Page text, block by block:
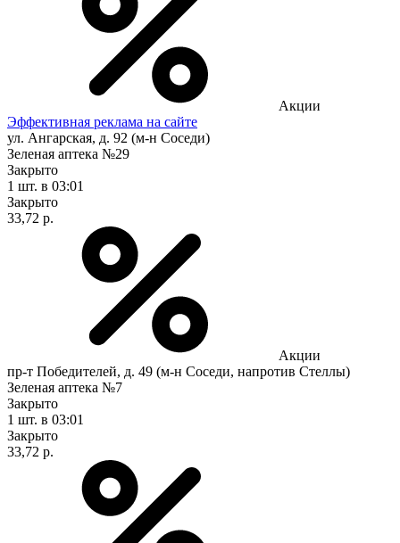
Акции
Эффективная реклама на сайте
ул. Ангарская, д. 92 (м-н Соседи)
Зеленая аптека №29
Закрыто
1 шт. в 03:01
Закрыто
33,72 р.
Акции
пр-т Победителей, д. 49 (м-н Соседи, напротив Стеллы)
Зеленая аптека №7
Закрыто
1 шт. в 03:01
Закрыто
33,72 р.